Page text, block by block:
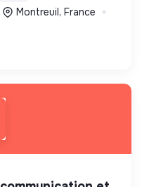
Montreuil, France